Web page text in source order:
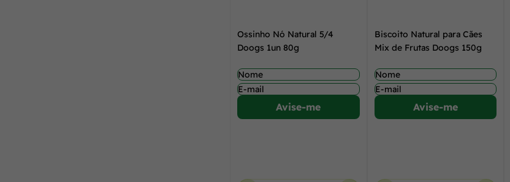
Ossinho Nó Natural 5/4
Doogs 1un 80g
Avise-me
Biscoito Natural para Cães
Mix de Frutas Doogs 150g
Avise-me